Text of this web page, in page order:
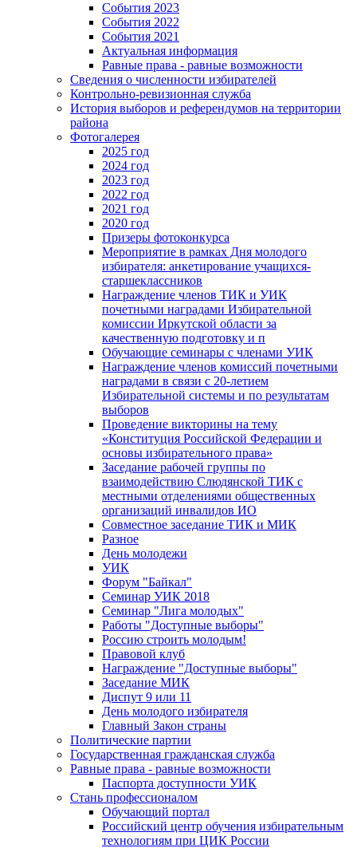
События 2023
События 2022
События 2021
Актуальная информация
Равные права - равные возможности
Сведения о численности избирателей
Контрольно-ревизионная служба
История выборов и референдумов на территории
района
Фотогалерея
2025 год
2024 год
2023 год
2022 год
2021 год
2020 год
Призеры фотоконкурса
Мероприятие в рамках Дня молодого
избирателя: анкетирование учащихся-
старшеклассников
Награждение членов ТИК и УИК
почетными наградами Избирательной
комиссии Иркутской области за
качественную подготовку и п
Обучающие семинары с членами УИК
Награждение членов комиссий почетными
наградами в связи с 20-летием
Избирательной системы и по результатам
выборов
Проведение викторины на тему
«Конституция Российской Федерации и
основы избирательного права»
Заседание рабочей группы по
взаимодействию Слюдянской ТИК с
местными отделениями общественных
организаций инвалидов ИО
Совместное заседание ТИК и МИК
Разное
День молодежи
УИК
Форум "Байкал"
Семинар УИК 2018
Семинар "Лига молодых"
Работы "Доступные выборы"
Россию строить молодым!
Правовой клуб
Награждение "Доступные выборы"
Заседание МИК
Диспут 9 или 11
День молодого избирателя
Главный Закон страны
Политические партии
Государственная гражданская служба
Равные права - равные возможности
Паспорта доступности УИК
Стань профессионалом
Обучающий портал
Российский центр обучения избирательным
технологиям при ЦИК России